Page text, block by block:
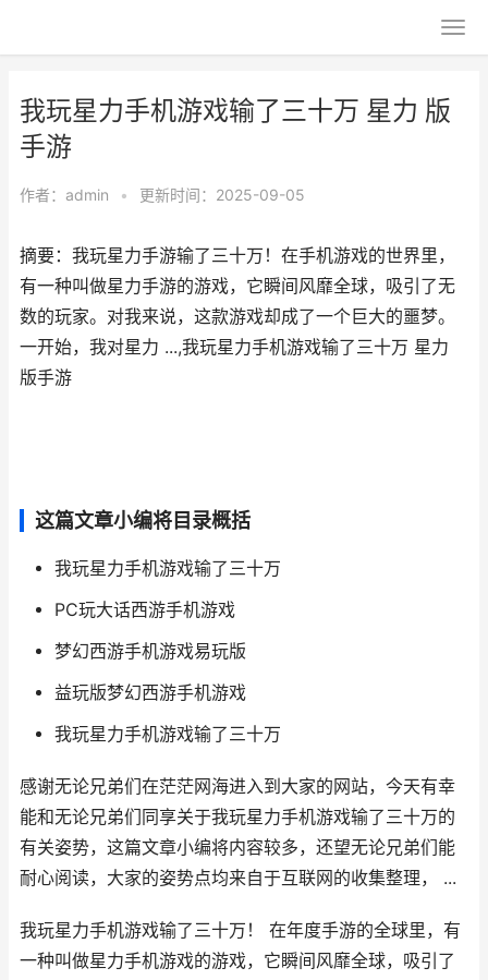
我玩星力手机游戏输了三十万 星力 版
手游
作者： admin • 更新时间：2025-09-05
摘要：我玩星力手游输了三十万！在手机游戏的世界里，
有一种叫做星力手游的游戏，它瞬间风靡全球，吸引了无
数的玩家。对我来说，这款游戏却成了一个巨大的噩梦。
一开始，我对星力 ...,我玩星力手机游戏输了三十万 星力
版手游
这篇文章小编将目录概括
我玩星力手机游戏输了三十万
PC玩大话西游手机游戏
梦幻西游手机游戏易玩版
益玩版梦幻西游手机游戏
我玩星力手机游戏输了三十万
感谢无论兄弟们在茫茫网海进入到大家的网站，今天有幸
能和无论兄弟们同享关于我玩星力手机游戏输了三十万的
有关姿势，这篇文章小编将内容较多，还望无论兄弟们能
耐心阅读，大家的姿势点均来自于互联网的收集整理， ...
我玩星力手机游戏输了三十万！ 在年度手游的全球里，有
一种叫做星力手机游戏的游戏，它瞬间风靡全球，吸引了